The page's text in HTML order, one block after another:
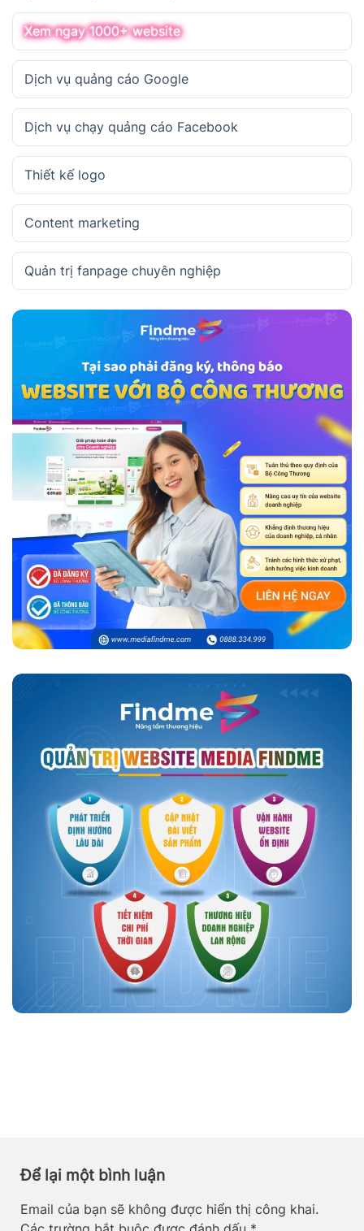
Xem ngay 1000+ website
Dịch vụ quảng cáo Google
Dịch vụ chạy quảng cáo Facebook
Thiết kế logo
Content marketing
Quản trị fanpage chuyên nghiệp
Để lại một bình luận
Email của bạn sẽ không được hiển thị công khai.